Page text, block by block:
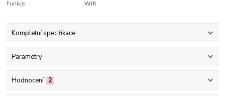
Funkce:
Wifi
Kompletní specifikace
Parametry
Hodnocení 2